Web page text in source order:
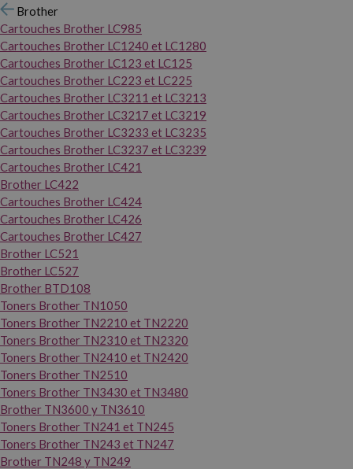
Brother
Cartouches Brother LC985
Cartouches Brother LC1240 et LC1280
Cartouches Brother LC123 et LC125
Cartouches Brother LC223 et LC225
Cartouches Brother LC3211 et LC3213
Cartouches Brother LC3217 et LC3219
Cartouches Brother LC3233 et LC3235
Cartouches Brother LC3237 et LC3239
Cartouches Brother LC421
Brother LC422
Cartouches Brother LC424
Cartouches Brother LC426
Cartouches Brother LC427
Brother LC521
Brother LC527
Brother BTD108
Toners Brother TN1050
Toners Brother TN2210 et TN2220
Toners Brother TN2310 et TN2320
Toners Brother TN2410 et TN2420
Toners Brother TN2510
Toners Brother TN3430 et TN3480
Brother TN3600 y TN3610
Toners Brother TN241 et TN245
Toners Brother TN243 et TN247
Brother TN248 y TN249